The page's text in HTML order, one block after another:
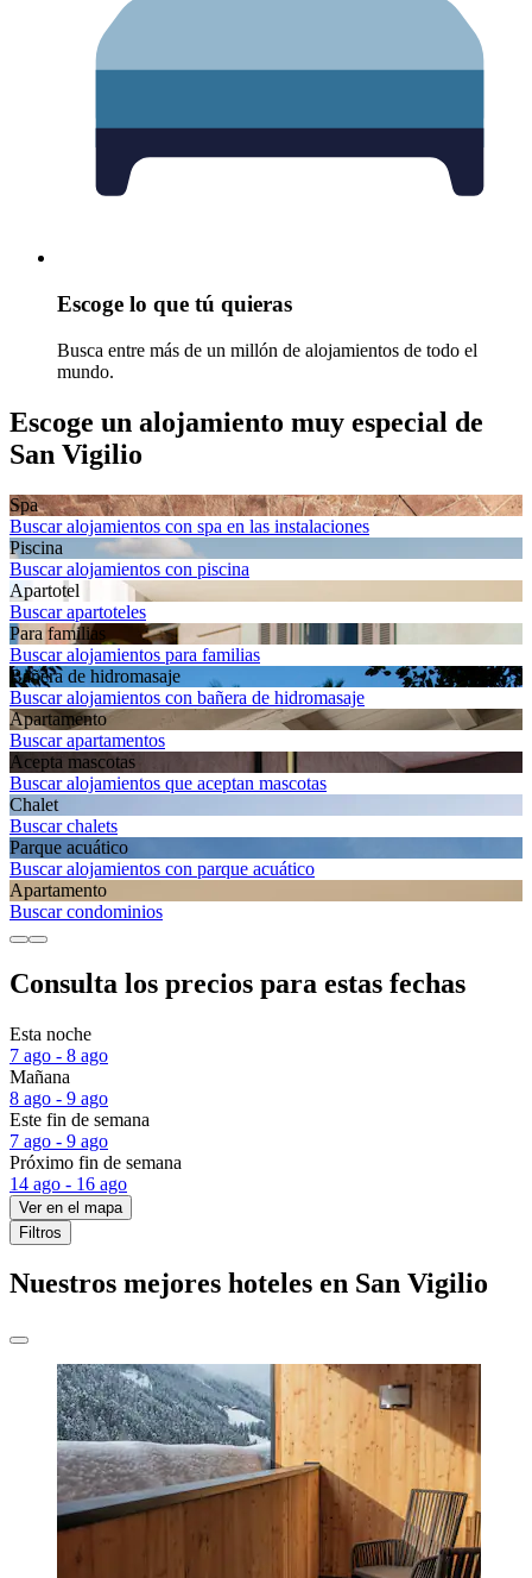
Escoge lo que tú quieras
Busca entre más de un millón de alojamientos de todo el
mundo.
Escoge un alojamiento muy especial de
San Vigilio
Spa
Buscar alojamientos con spa en las instalaciones
Piscina
Buscar alojamientos con piscina
Apartotel
Buscar apartoteles
Para familias
Buscar alojamientos para familias
Bañera de hidromasaje
Buscar alojamientos con bañera de hidromasaje
Apartamento
Buscar apartamentos
Acepta mascotas
Buscar alojamientos que aceptan mascotas
Chalet
Buscar chalets
Parque acuático
Buscar alojamientos con parque acuático
Apartamento
Buscar condominios
Consulta los precios para estas fechas
Esta noche
7 ago - 8 ago
Mañana
8 ago - 9 ago
Este fin de semana
7 ago - 9 ago
Próximo fin de semana
14 ago - 16 ago
Ver en el mapa
Filtros
Nuestros mejores hoteles en San Vigilio